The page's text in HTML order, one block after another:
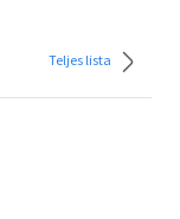
Teljes lista